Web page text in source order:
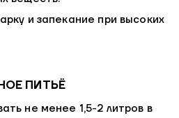
и запекание при высоких
ПИТЬЁ
не менее 1,5-2 литров в